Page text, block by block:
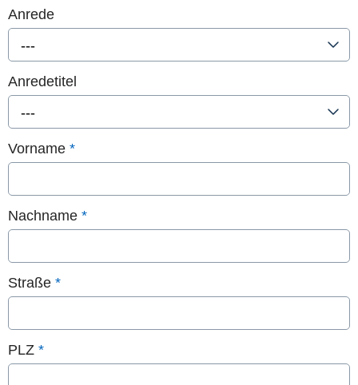
Anrede
---
Anredetitel
---
Vorname *
Nachname *
Straße *
PLZ *